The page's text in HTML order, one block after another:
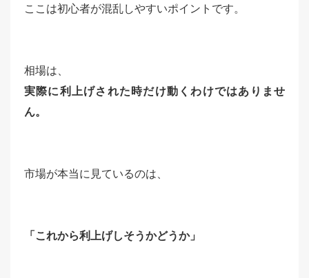
ここは初心者が混乱しやすいポイントです。
相場は、
実際に利上げされた時だけ動くわけではありませ
ん。
市場が本当に見ているのは、
「これから利上げしそうかどうか」